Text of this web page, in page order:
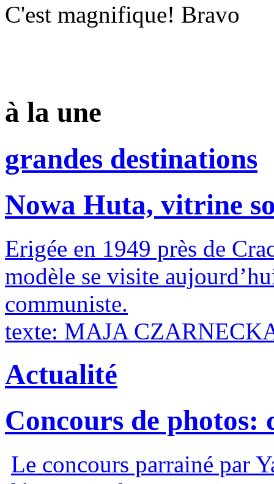
C'est magnifique! Bravo
à la une
grandes destinations
Nowa Huta, vitrine
Erigée en 1949 près de
modèle se visite
communiste.
texte: MAJA
Actualité
Concours de photos:
Le concours parrainé par